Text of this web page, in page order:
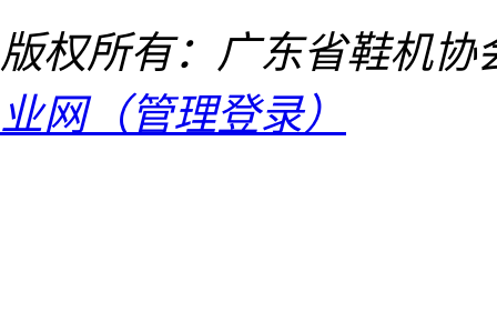
版权所有：广东省鞋机协
业网（管理登录）